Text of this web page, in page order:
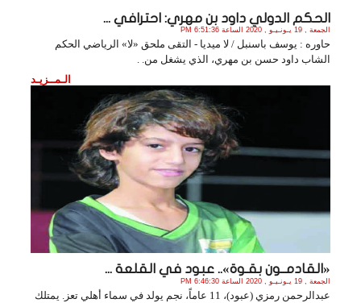
الحكم الدولي داود بن مهري: احترافي ...
الجمعة , 19 يـونـيـو , 2020 الساعة 6:51:36 PM
حاوره : يوسف باسنبل / لا ميديا - التقى ملحق «لا» الرياضي الحكم
الشاب داود حسن بن مهري، الذي يشغل من. .
الـمــزيـد
«القادمــون بقـوة».. عبود في القلعة ...
الجمعة , 19 يـونـيـو , 2020 الساعة 6:46:30 PM
عبدالرحمن رمزي (عبود)، 11 عاماً، نجم يولد في سماء أهلي تعز. يمتلك